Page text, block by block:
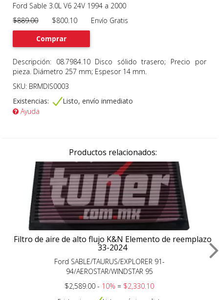
Previous
Ford Sable 3.0L V6 24V 1994 a 2000
$889.00$800.10 Envío Gratis
Comprar
Descripción: 08.7984.10 Disco sólido trasero; Precio por
pieza. Diámetro 257 mm; Espesor 14 mm.
SKU: BRMDIS0003
Existencias:
Listo, envío inmediato
Ayuda
Productos relacionados:
Filtro de aire de alto flujo K&N Elemento de reemplazo
33-2024
Ford SABLE/TAURUS/EXPLORER 91-
94/AEROSTAR/WINDSTAR 95
$2,589.00 - 10%= $2,330.10